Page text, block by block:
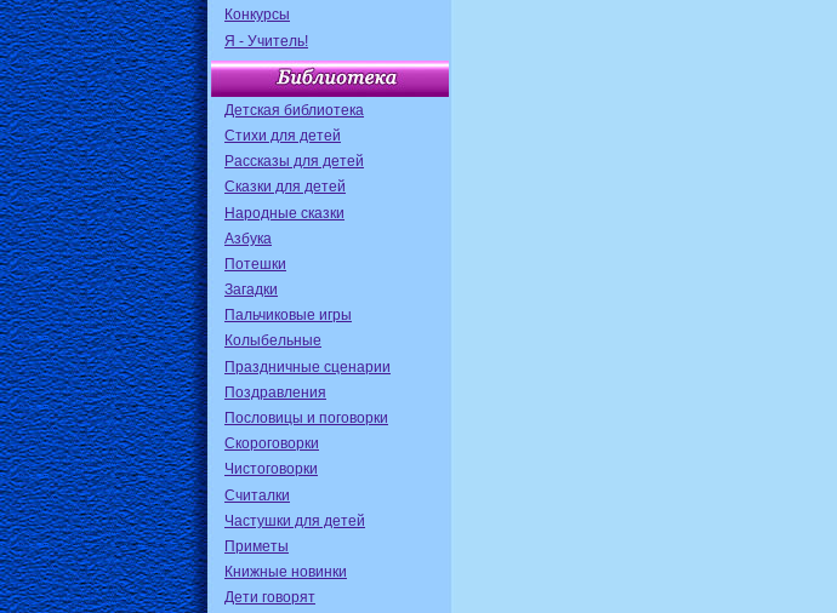
Конкурсы
Я - Учитель!
Детская библиотека
Стихи для детей
Рассказы для детей
Сказки для детей
Народные сказки
Азбука
Потешки
Загадки
Пальчиковые игры
Колыбельные
Праздничные сценарии
Поздравления
Пословицы и поговорки
Скороговорки
Чистоговорки
Считалки
Частушки для детей
Приметы
Книжные новинки
Дети говорят